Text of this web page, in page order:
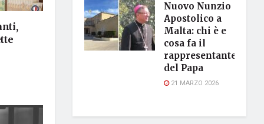
Nuovo Nunzio
Apostolico a
Malta: chi è e
cosa fa il
rappresentante
del Papa
21 MARZO 2026